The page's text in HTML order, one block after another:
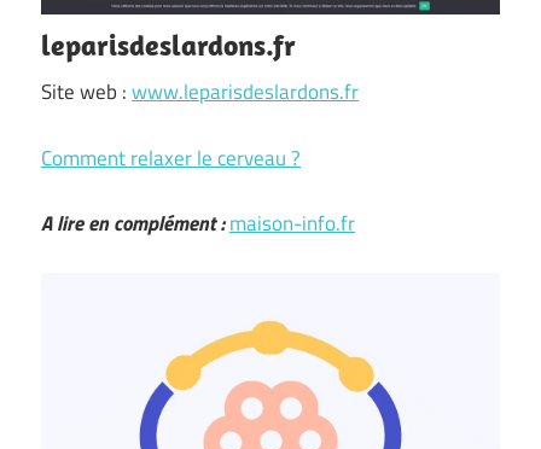
leparisdeslardons.fr
Site web :www.leparisdeslardons.fr
Comment relaxer le cerveau ?
A lire en complément :maison-info.fr